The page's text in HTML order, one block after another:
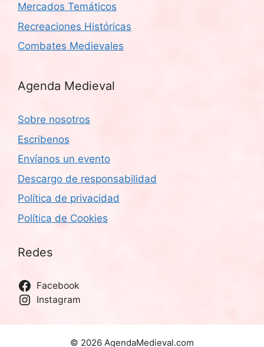
Mercados Temáticos
Recreaciones Históricas
Combates Medievales
Agenda Medieval
Sobre nosotros
Escribenos
Envíanos un evento
Descargo de responsabilidad
Política de privacidad
Política de Cookies
Redes
Facebook
Instagram
© 2026 AgendaMedieval.com